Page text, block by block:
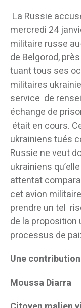
La Russie
mercredi 24
militaire russe
de Belgorod,
tuant tous ses
militaires
service de
échange de
était en cours.
ukrainiens tués
Russie ne veut
ukrainiens
attentat
cet avion
prendre un tel
de la proposition
processus de
Une
Moussa Diarra